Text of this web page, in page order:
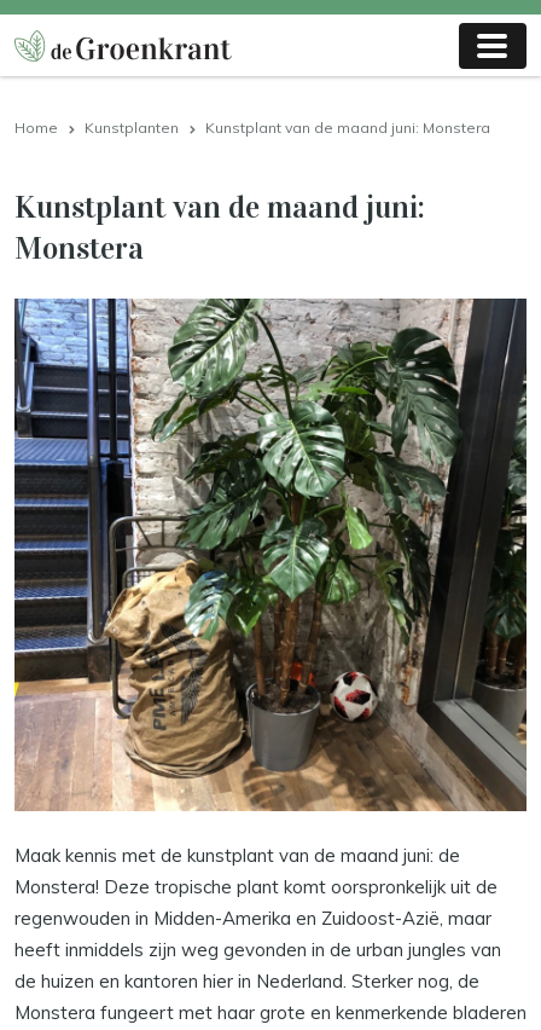
Home Kunstplanten Kunstplant van de maand juni: Monstera
Kunstplant van de maand juni:
Monstera
Maak kennis met de kunstplant van de maand juni: de
Monstera! Deze tropische plant komt oorspronkelijk uit de
regenwouden in Midden-Amerika en Zuidoost-Azië, maar
heeft inmiddels zijn weg gevonden in de urban jungles van
de huizen en kantoren hier in Nederland. Sterker nog, de
Monstera fungeert met haar grote en kenmerkende bladeren